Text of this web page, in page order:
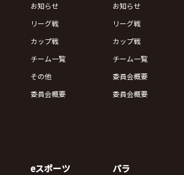
お知らせ
リーグ戦
カップ戦
チーム一覧
その他
委員会概要
お知らせ
リーグ戦
カップ戦
チーム一覧
委員会概要
委員会概要
eスポーツ パラ